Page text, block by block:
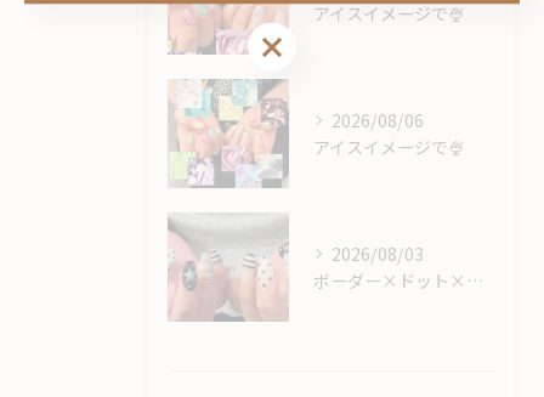
アイスイメージで🍨
2026/08/06
アイスイメージで🍨
2026/08/03
ボーダー×ドット×星🕺🏼🌟
ご予約はこちら